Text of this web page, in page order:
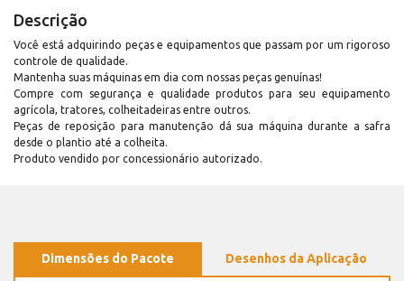
Descrição
Você está adquirindo peças e equipamentos que passam por um rigoroso
controle de qualidade.
Mantenha suas máquinas em dia com nossas peças genuínas!
Compre com segurança e qualidade produtos para seu equipamento
agrícola, tratores, colheitadeiras entre outros.
Peças de reposição para manutenção dá sua máquina durante a safra
desde o plantio até a colheita.
Produto vendido por concessionário autorizado.
Dimensões do Pacote Desenhos da Aplicação